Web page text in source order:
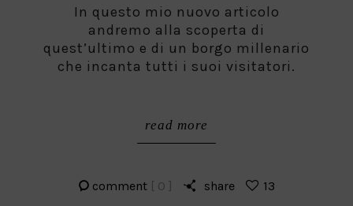
In questo mio nuovo articolo
andremo alla scoperta di
quest’ultimo e di un borgo millenario
che incanta tutti i suoi visitatori.
read more
comment [ 0 ] share 13